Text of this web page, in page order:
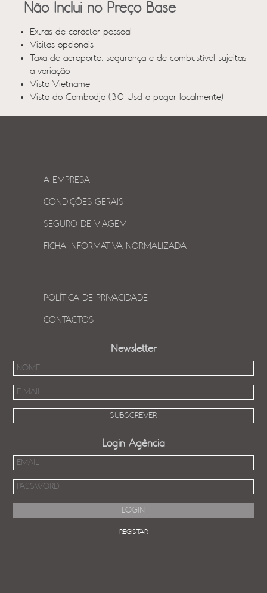
Não Inclui no Preço Base
Extras de carácter pessoal
Visitas opcionais
Taxa de aeroporto, segurança e de combustível sujeitas
a variação
Visto Vietname
Visto do Cambodja (30 Usd a pagar localmente)
A EMPRESA
CONDIÇÕES GERAIS
SEGURO DE VIAGEM
FICHA INFORMATIVA NORMALIZADA
POLÍTICA DE PRIVACIDADE
CONTACTOS
Newsletter
Login Agência
REGISTAR